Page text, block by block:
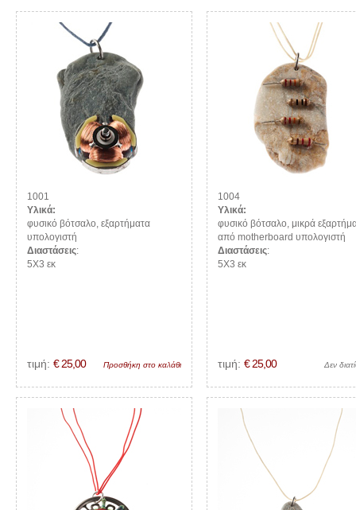
1001
Υλικά:
φυσικό βότσαλο, εξαρτήματα
υπολογιστή
Διαστάσεις:
5Χ3 εκ
τιμή: € 25,00 Προσθήκη στο καλάθι
1004
Υλικά:
φυσικό βότσαλο, μικρά
από motherboard υπολογιστή
Διαστάσεις:
5Χ3 εκ
τιμή: € 25,00 Δεν